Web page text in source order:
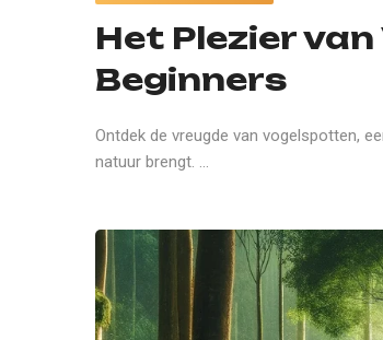
Het Plezier
Beginners
Ontdek de vreugde van vogelspotten,
natuur brengt. ...